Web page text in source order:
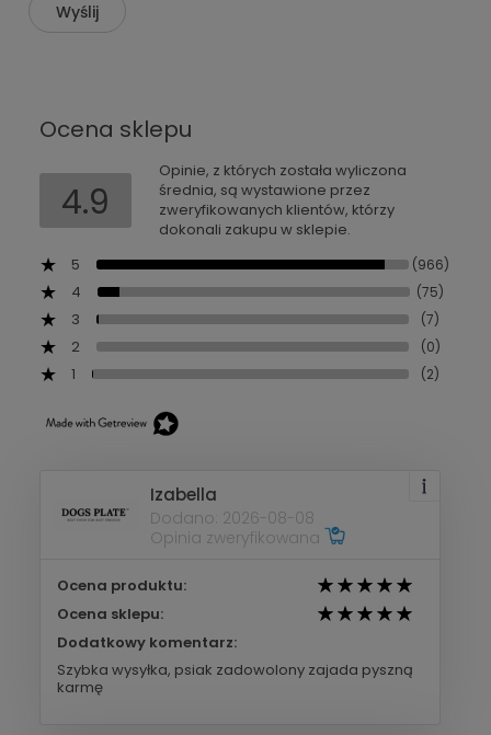
Wyślij
Ocena sklepu
4.9
Opinie, z których została wyliczona
średnia, są wystawione przez
zweryfikowanych klientów, którzy
dokonali zakupu w sklepie.
5
(966)
4 (75)
3 (7)
2 (0)
1 (2)
Izabella
Dodano: 2026-08-08
Opinia zweryfikowana
Ocena produktu:
Ocena sklepu:
Dodatkowy komentarz:
Szybka wysyłka, psiak zadowolony zajada pyszną
karmę